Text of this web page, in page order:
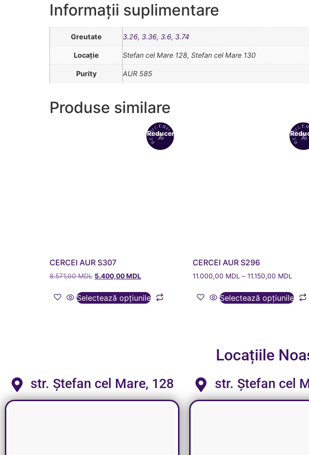
Informații suplimentare
Greutate 3.26, 3.36, 3.6, 3.74
Locație Stefan cel Mare 128, Stefan cel Mare 130
Purity AUR 585
Produse similare
Reduceri!
CERCEI AUR S307
8.571,00MDL 5.400,00MDL
Selectează opțiunile
CERCEI AUR S296
11.000,00 MDL – 11.150,00 MDL
Selectează opțiunile
Locațiile
str. Ștefan cel Mare, 128 str. Ștefan cel